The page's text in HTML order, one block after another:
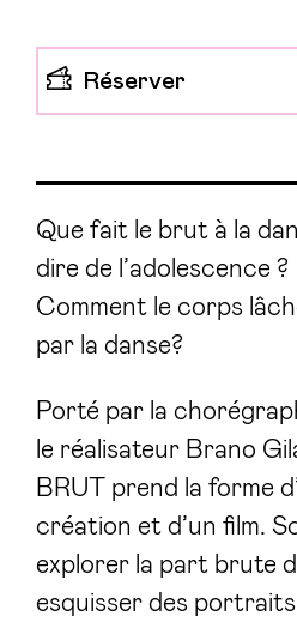
Réserver
Que fait le brut à la
dire de l’adolescence ?
Comment le corps
par la danse?
Porté par la
le réalisateur Brano
BRUT prend la forme
création et d’un film.
explorer la part brute
esquisser des